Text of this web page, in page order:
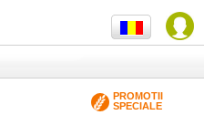
PROMOTII
SPECIALE